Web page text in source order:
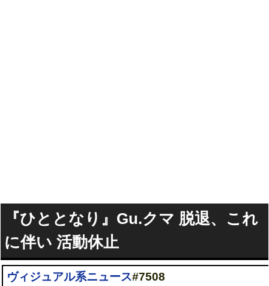
『ひととなり』Gu.クマ 脱退、これ
に伴い 活動休止
ヴィジュアル系ニュース#7508